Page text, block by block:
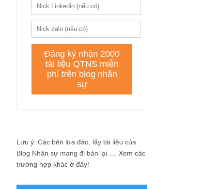
Lưu ý: Các bên lừa đảo, lấy tài liệu của
Blog Nhân sự mang đi bán lại .... Xem các
trường hợp khác ở đây!